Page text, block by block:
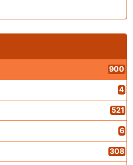
900
4
521
6
308